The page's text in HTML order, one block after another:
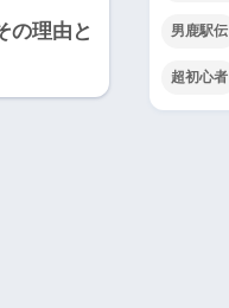
の理由と
男鹿駅伝
超初心者